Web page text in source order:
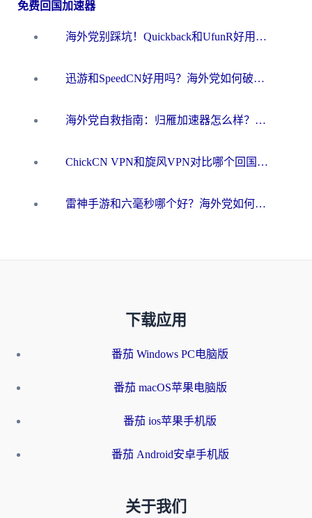
免费回国加速器
海外党别踩坑！Quickback和UfunR好用吗？选对回国加速器才能无缝刷国内资源
迅游和SpeedCN好用吗？海外党如何破解那道看不见的墙
海外党自救指南：归雁加速器怎么样？教你避开坑实现国内资源无缝访问
ChickCN VPN和旋风VPN对比哪个回国效果更好？海外用户的选择困境与出路
雷神手游和六毫秒哪个好？海外党如何真正解锁国内资源
下载应用
番茄 Windows PC电脑版
番茄 macOS苹果电脑版
番茄 ios苹果手机版
番茄 Android安卓手机版
关于我们